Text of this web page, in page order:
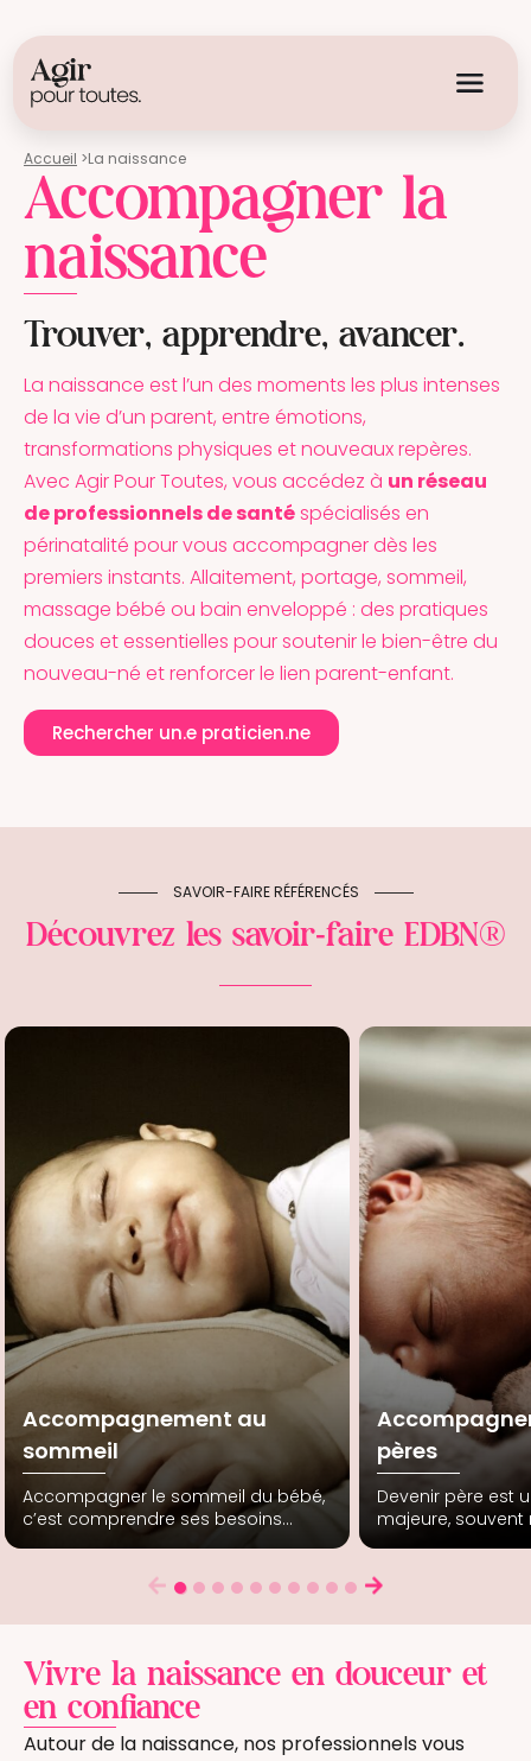
Accueil >La naissance
Accompagner la
naissance
Trouver, apprendre, avancer.
La naissance est l’un des moments les plus intenses
de la vie d’un parent, entre émotions,
transformations physiques et nouveaux repères.
Avec Agir Pour Toutes, vous accédez à un réseau
de professionnels de santéspécialisés en
périnatalité pour vous accompagner dès les
premiers instants. Allaitement, portage, sommeil,
massage bébé ou bain enveloppé : des pratiques
douces et essentielles pour soutenir le bien-être du
nouveau-né et renforcer le lien parent-enfant.
Rechercher un.e praticien.ne
SAVOIR-FAIRE RÉFÉRENCÉS
Découvrez les savoir-faire EDBN®
Accompagnement au
sommeil
Accompagner le sommeil du bébé,
c’est comprendre ses besoins
pères
Devenir père est
majeure,
les hommes à
s’épanouir dans
Vivre la naissance en douceur et
en confiance
Autour de la naissance, nos professionnels vous